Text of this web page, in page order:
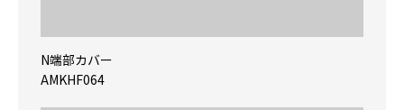
N端部カバー
AMKHF064